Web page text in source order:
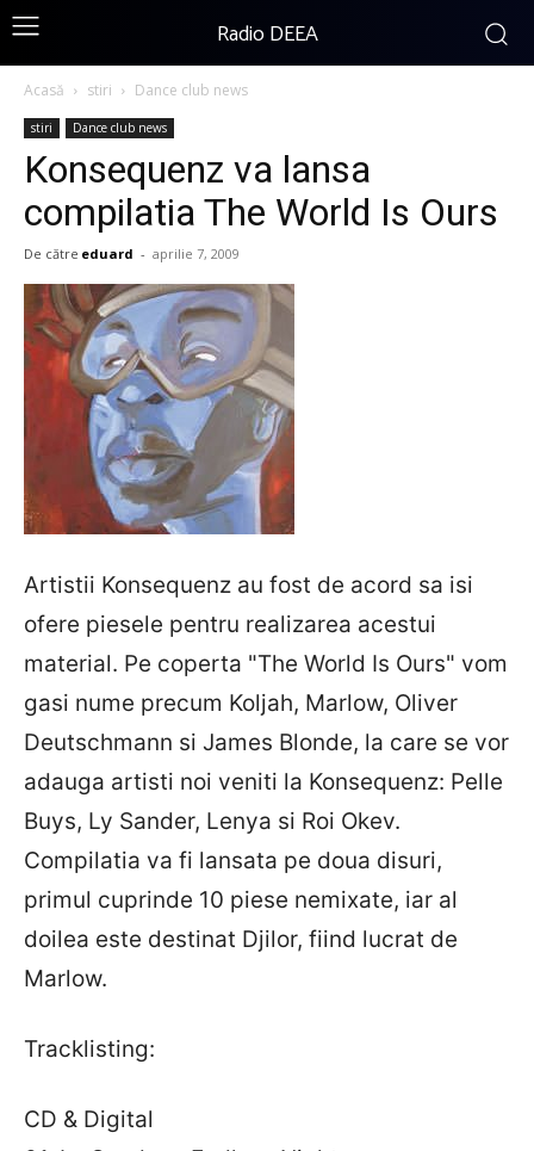
Radio DEEA
Acasă stiri Dance club news
stiri Dance club news
Konsequenz va lansa
compilatia The World Is Ours
De către eduard - aprilie 7, 2009
Artistii Konsequenz au fost de acord sa isi
ofere piesele pentru realizarea acestui
material. Pe coperta "The World Is Ours" vom
gasi nume precum Koljah, Marlow, Oliver
Deutschmann si James Blonde, la care se vor
adauga artisti noi veniti la Konsequenz: Pelle
Buys, Ly Sander, Lenya si Roi Okev.
Compilatia va fi lansata pe doua disuri,
primul cuprinde 10 piese nemixate, iar al
doilea este destinat Djilor, fiind lucrat de
Marlow.
Tracklisting:
CD & Digital